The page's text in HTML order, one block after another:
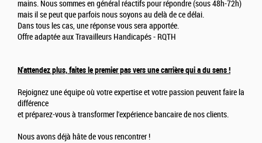
mains. Nous sommes en général réactifs pour répondre (sous 48h-72h)
mais il se peut que parfois nous soyons au delà de ce délai.
Dans tous les cas, une réponse vous sera apportée.
Offre adaptée aux Travailleurs Handicapés - RQTH
N'attendez plus, faites le premier pas vers une carrière qui a dusens !
Rejoignez une équipe où votre expertise et votre passion peuvent faire la
différence
et préparez-vous à transformer l'expérience bancaire de nos clients.
Nous avons déjà hâte de vous rencontrer !